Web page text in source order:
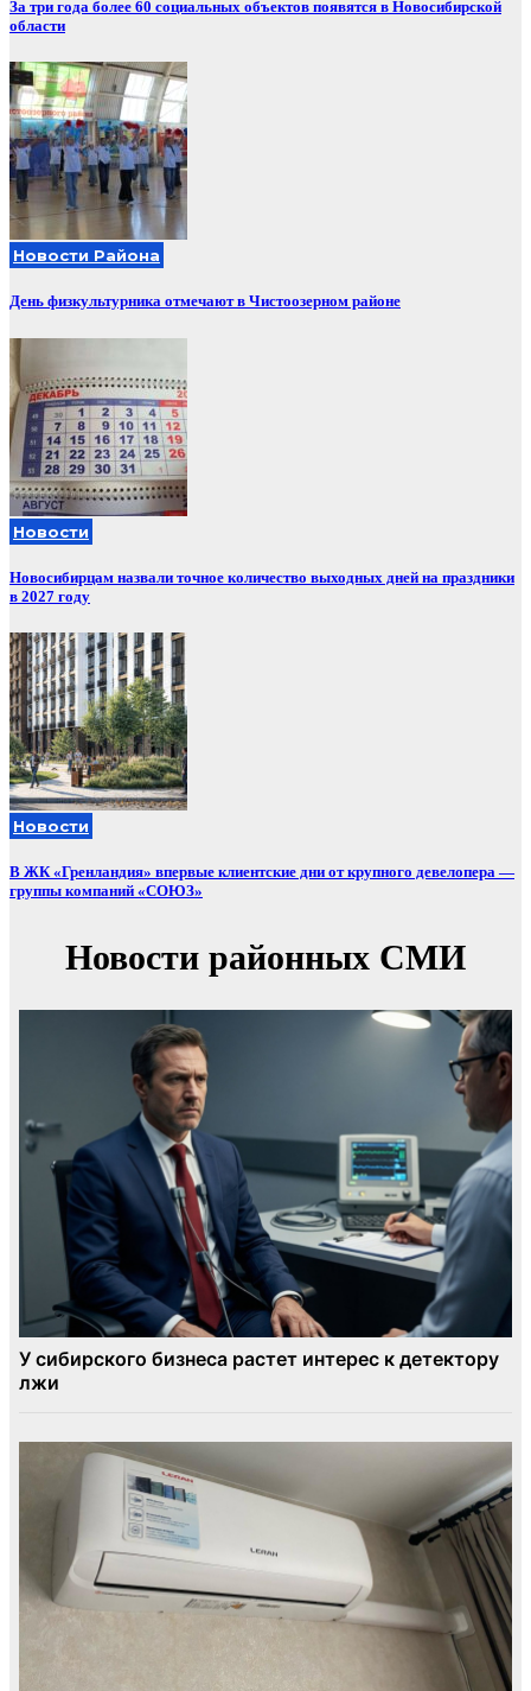
За три года более 60 социальных объектов появятся в Новосибирской
области
Новости Района
День физкультурника отмечают в Чистоозерном районе
Новости
Новосибирцам назвали точное количество выходных дней на праздники
в 2027 году
Новости
В ЖК «Гренландия» впервые клиентские дни от крупного девелопера —
группы компаний «СОЮЗ»